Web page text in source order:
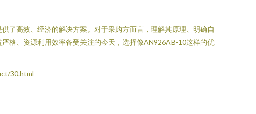
了高效、经济的解决方案。对于采购方而言，理解其原理、明确自
格、资源利用效率备受关注的今天，选择像AN926AB-10这样的优
30.html